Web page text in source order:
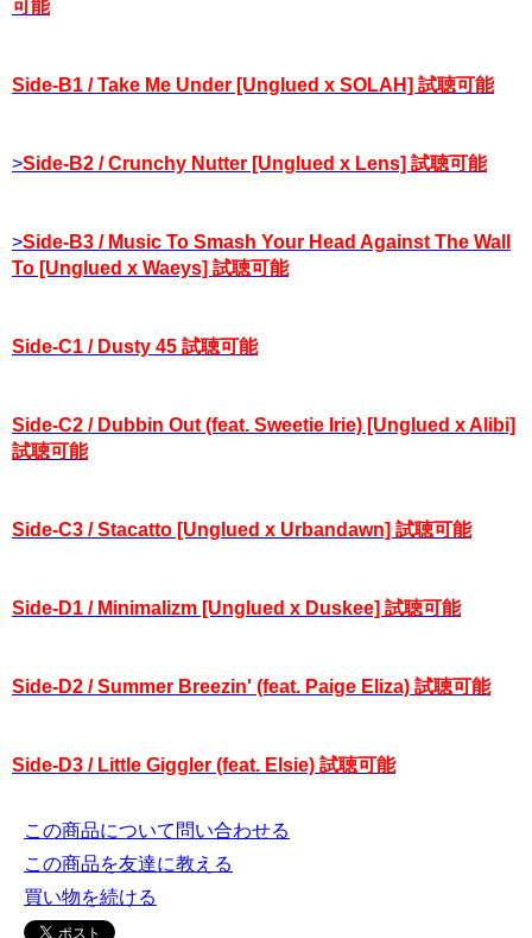
可能
Side-B1 / Take Me Under [Unglued x SOLAH] 試聴可能
>Side-B2 / Crunchy Nutter [Unglued x Lens] 試聴可能
>Side-B3 / Music To Smash Your Head Against The Wall
To [Unglued x Waeys] 試聴可能
Side-C1 / Dusty 45 試聴可能
Side-C2 / Dubbin Out (feat. Sweetie Irie) [Unglued x Alibi]
試聴可能
Side-C3 / Stacatto [Unglued x Urbandawn] 試聴可能
Side-D1 / Minimalizm [Unglued x Duskee] 試聴可能
Side-D2 / Summer Breezin' (feat. Paige Eliza) 試聴可能
Side-D3 / Little Giggler (feat. Elsie) 試聴可能
この商品について問い合わせる
この商品を友達に教える
買い物を続ける